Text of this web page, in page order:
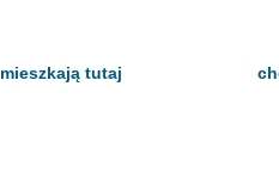
mieszkają tutaj